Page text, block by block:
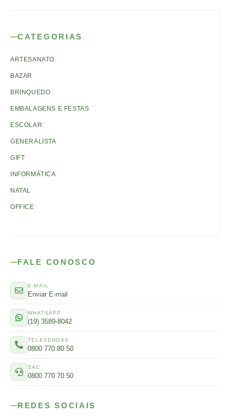
CATEGORIAS
ARTESANATO
BAZAR
BRINQUEDO
EMBALAGENS E FESTAS
ESCOLAR
GENERALISTA
GIFT
INFORMÁTICA
NATAL
OFFICE
FALE CONOSCO
E-MAIL
Enviar E-mail
WHATSAPP
(19) 3589-8042
TELEVENDAS
0800 770 80 50
SAC
0800 770 70 50
REDES SOCIAIS